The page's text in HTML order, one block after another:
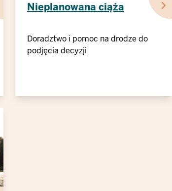
Nieplanowana ciąża
Doradztwo i pomoc na drodze do
podjęcia decyzji